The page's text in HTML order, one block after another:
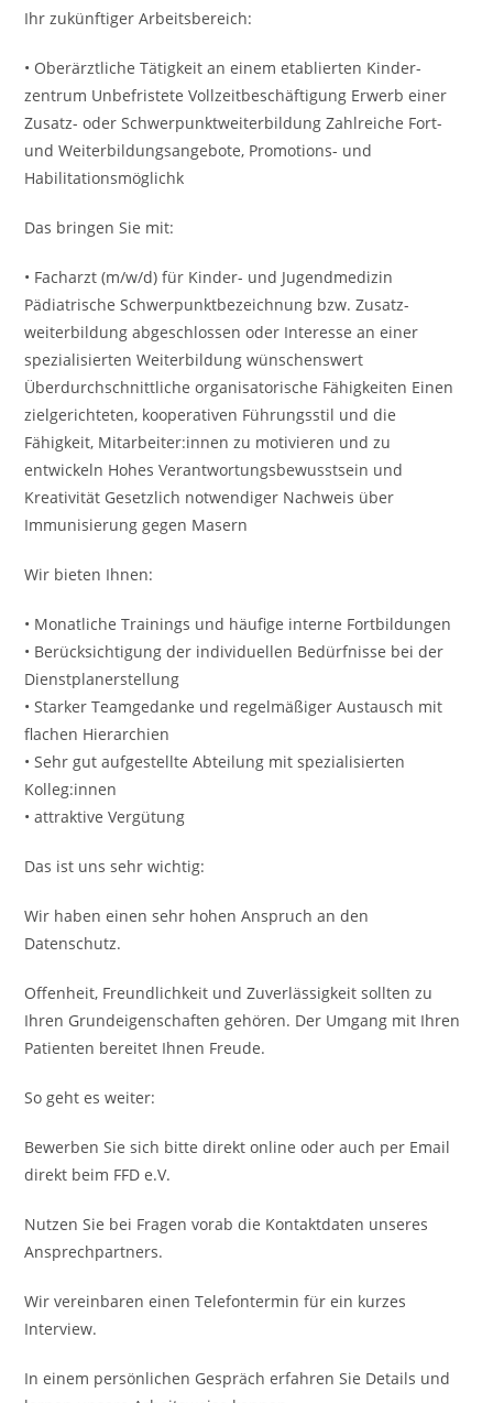
Ihr zukünftiger Arbeitsbereich:
• Oberärztliche Tätigkeit an einem etablierten Kinder­
zentrum Unbefristete Vollzeit­beschäftigung Erwerb einer
Zusatz- oder Schwerpunktweiterbildung Zahlreiche Fort-
und Weiterbildungsangebote, Promotions- und
Habilitations­möglichk
Das bringen Sie mit:
• Facharzt (m/w/d) für Kinder- und Jugendmedizin
Pädiatrische Schwerpunkt­bezeichnung bzw. Zusatz­
weiterbildung abgeschlossen oder Interesse an einer
spezialisierten Weiterbildung wünschenswert
Überdurchschnittliche organisatorische Fähigkeiten Einen
zielgerichteten, koopera­tiven Führungsstil und die
Fähigkeit, Mitarbeiter:in­nen zu motivieren und zu
entwickeln Hohes Verantwortungs­bewusstsein und
Kreativität Gesetzlich notwendiger Nach­weis über
Immunisierung gegen Masern
Wir bieten Ihnen:
• Monatliche Trainings und häufige interne Fortbildungen
• Berücksichtigung der individuellen Bedürfnisse bei der
Dienst­plan­erstellung
• Starker Teamgedanke und regelmäßiger Austausch mit
flachen Hierarchien
• Sehr gut aufgestellte Abteilung mit spezialisierten
Kolleg:innen
• attraktive Vergütung
Das ist uns sehr wichtig:
Wir haben einen sehr hohen Anspruch an den
Datenschutz.
Offenheit, Freundlichkeit und Zuverlässigkeit sollten zu
Ihren Grundeigenschaften gehören. Der Umgang mit Ihren
Patienten bereitet Ihnen Freude.
So geht es weiter:
Bewerben Sie sich bitte direkt online oder auch per Email
direkt beim FFD e.V.
Nutzen Sie bei Fragen vorab die Kontaktdaten unseres
Ansprechpartners.
Wir vereinbaren einen Telefontermin für ein kurzes
Interview.
In einem persönlichen Gespräch erfahren Sie Details und